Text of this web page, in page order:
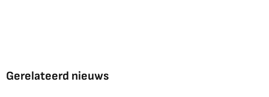
Gerelateerd nieuws